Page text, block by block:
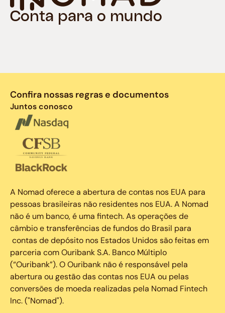
Conta para o mundo
Confira nossas regras e documentos
Juntos conosco
A Nomad oferece a abertura de contas nos EUA para
pessoas brasileiras não residentes nos EUA. A Nomad
não é um banco, é uma fintech. As operações de
câmbio e transferências de fundos do Brasil para
contas de depósito nos Estados Unidos são feitas em
parceria com Ouribank S.A. Banco Múltiplo
(“Ouribank”). O Ouribank não é responsável pela
abertura ou gestão das contas nos EUA ou pelas
conversões de moeda realizadas pela Nomad Fintech
Inc. ("Nomad").